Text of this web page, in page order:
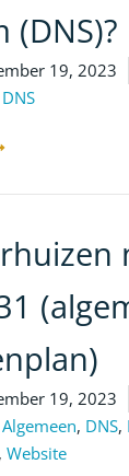
(DNS)?
19, 2023
DNS
19, 2023
Algemeen, DNS,
, Website